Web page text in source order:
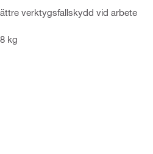
verktygsfallskydd vid arbete
kg